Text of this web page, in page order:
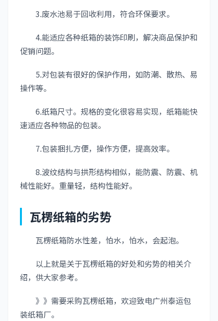
3.废水池易于回收利用，符合环保要求。
4.能适应各种纸箱的装饰印刷，解决商品保护和
促销问题。
5.对包装有很好的保护作用，如防潮、散热、易
操作等。
6.纸箱尺寸。规格的变化很容易实现，纸箱能快
速适应各种物品的包装。
7.包装捆扎方便，操作方便，提高效率。
8.波纹结构与拱形结构相似，能防震、防震、机
械性能好。重量轻，结构性能好。
瓦楞纸箱的劣势
瓦楞纸箱防水性差，怕水，怕水，会起泡。
以上就是关于瓦楞纸箱的好处和劣势的相关介
绍，供大家参考。
》》需要采购瓦楞纸箱，欢迎致电广州泰运包
装纸箱厂。